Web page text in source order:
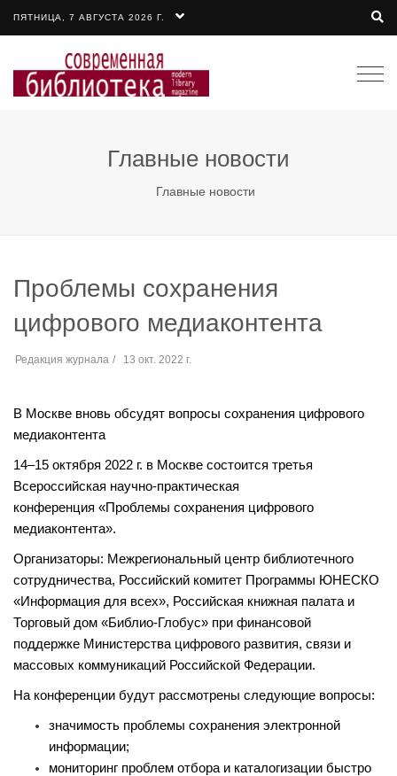
ПЯТНИЦА, 7 АВГУСТА 2026 Г.
Главные новости
Главные новости
Проблемы сохранения
цифрового медиаконтента
Редакция журнала 13 окт. 2022 г.
В Москве вновь обсудят вопросы сохранения цифрового
медиаконтента
14–15 октября 2022 г. в Москве состоится третья
Всероссийская научно-практическая
конференция «Проблемы сохранения цифрового
медиаконтента».
Организаторы: Межрегиональный центр библиотечного
сотрудничества, Российский комитет Программы ЮНЕСКО
«Информация для всех», Российская книжная палата и
Торговый дом «Библио-Глобус» при финансовой
поддержке Министерства цифрового развития, связи и
массовых коммуникаций Российской Федерации.
На конференции будут рассмотрены следующие вопросы:
значимость проблемы сохранения электронной
информации;
мониторинг проблем отбора и каталогизации быстро